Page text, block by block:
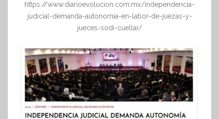
https://www.diarioevolucion.com.mx/independencia-
judicial-demanda-autonomia-en-labor-de-juezas-y-
jueces-sodi-cuellar/